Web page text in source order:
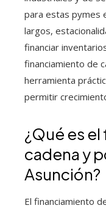
para estas pymes
largos,
financiar
financiamiento de
herramienta
permitir
¿Qué es
cadena y
Asunción?
El financiamiento